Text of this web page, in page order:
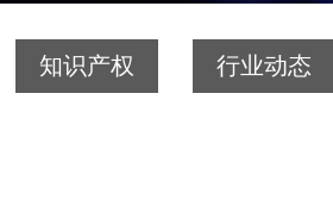
知识产权 行业动态